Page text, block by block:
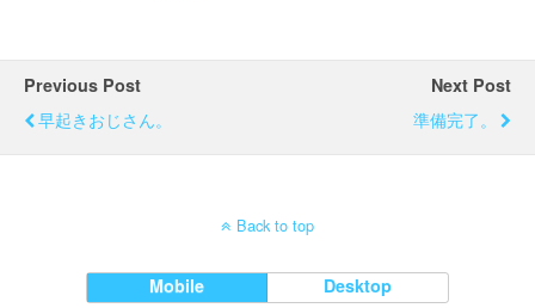
Previous Post
早起きおじさん。
Next Post
準備完了。
Back to top
Mobile Desktop